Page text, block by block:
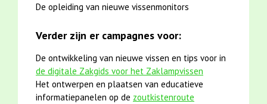
De opleiding van nieuwe vissenmonitors
Verder zijn er campagnes voor:
De ontwikkeling van nieuwe vissen en tips voor in
de digitale Zakgids voor het Zaklampvissen
Het ontwerpen en plaatsen van educatieve
informatiepanelen op de zoutkistenroute